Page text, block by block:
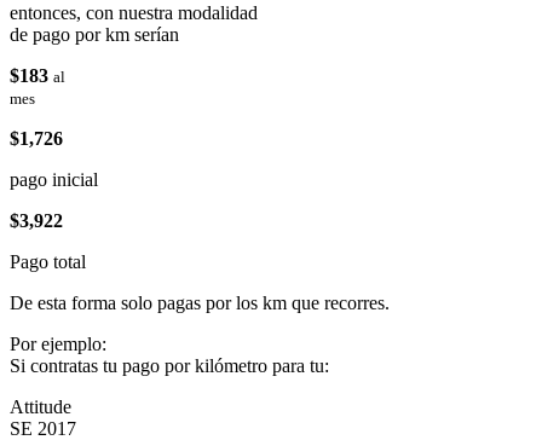
entonces, con nuestra modalidad
de pago por km serían
$183 al
mes
$1,726
pago inicial
$3,922
Pago total
De esta forma solo pagas por los km que recorres.
Por ejemplo:
Si contratas tu pago por kilómetro para tu:
Attitude
SE 2017